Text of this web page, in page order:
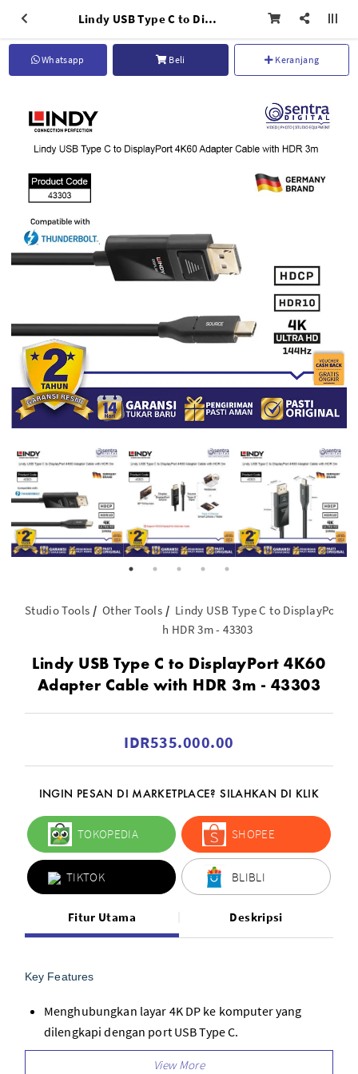
Lindy USB Type C to DisplayPort 4K60 Adapter Cable with HDR 3m - 43303
Whatsapp Beli Keranjang
Studio Tools Other Tools
Lindy USB Type C to DisplayPort
h HDR 3m - 43303
Lindy USB Type C to DisplayPort 4K60
Adapter Cable with HDR 3m - 43303
IDR535.000.00
INGIN PESAN DI MARKETPLACE? SILAHKAN DI KLIK
TOKOPEDIA SHOPEE
TIKTOK BLIBLI
Fitur Utama Deskripsi
Key Features
Menghubungkan layar 4K DP ke komputer yang
dilengkapi dengan port USB Type C.
Mendukung resolusi DisplayPort hingga 4K